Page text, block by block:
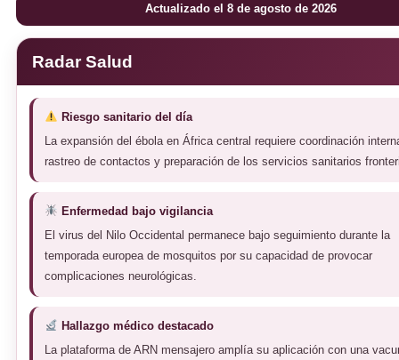
Actualizado el 8 de agosto de 2026
Radar Salud
Riesgo sanitario del día
La expansión del ébola en África central requiere coordinación
rastreo de contactos y preparación de los servicios sanitarios
Enfermedad bajo vigilancia
El virus del Nilo Occidental permanece bajo seguimiento durante la
temporada europea de mosquitos por su capacidad de provocar
complicaciones neurológicas.
Hallazgo médico destacado
La plataforma de ARN mensajero amplía su aplicación con una